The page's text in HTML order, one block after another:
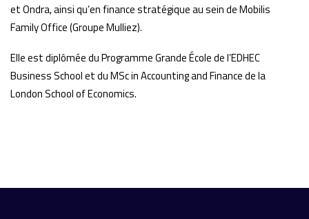
et Ondra, ainsi qu’en finance stratégique au sein de Mobilis
Family Office (Groupe Mulliez).
Elle est diplômée du Programme Grande École de l’EDHEC
Business School et du MSc in Accounting and Finance de la
London School of Economics.